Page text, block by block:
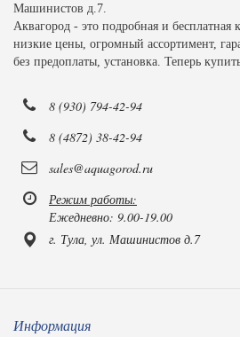
Машинистов д.7.
Аквагород - это подробная и бесплатная
низкие цены, огромный ассортимент,
без предоплаты, установка. Теперь
8 (930) 794-42-94
8 (4872) 38-42-94
sales@aquagorod.ru
Режим работы:
Ежедневно: 9.00-19.00
г. Тула, ул. Машинистов д.7
Информация